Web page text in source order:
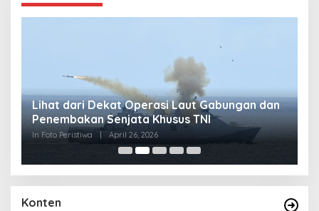
Lihat dari Dekat Operasi Laut Gabungan dan
Penembakan Senjata Khusus TNI
In Foto Peristiwa April 26, 2026
Konten